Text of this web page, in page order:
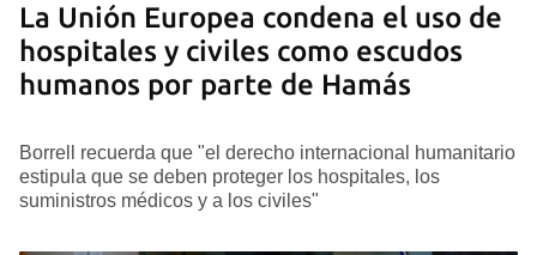
La Unión Europea condena el uso de
hospitales y civiles como escudos
humanos por parte de Hamás
Borrell recuerda que "el derecho internacional humanitario
estipula que se deben proteger los hospitales, los
suministros médicos y a los civiles"